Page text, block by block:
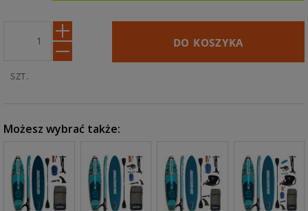
SZT.
DO KOSZYKA
Możesz wybrać także: